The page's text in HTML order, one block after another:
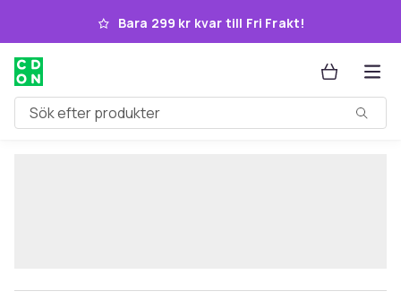
Hoppa till huvudinnehållet
Bara 299 kr kvar till Fri Frakt!
Sök efter produkter